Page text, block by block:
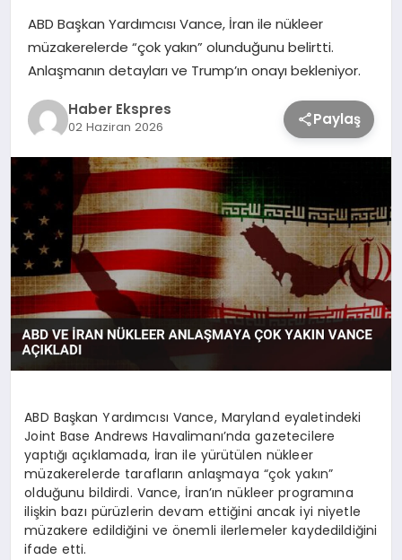
YAŞAM
TEKNOLOJİ
SAĞLIK
MAGAZİN
EĞİTİM
ABD Başkan Yardımcısı Vance, İran ile nükleer
müzakerelerde “çok yakın” olunduğunu belirtti.
Anlaşmanın detayları ve Trump’ın onayı bekleniyor.
Haber Ekspres
02 Haziran 2026 Paylaş
ABD Başkan Yardımcısı Vance, Maryland eyaletindeki
Joint Base Andrews Havalimanı’nda gazetecilere
yaptığı açıklamada, İran ile yürütülen nükleer
müzakerelerde tarafların anlaşmaya “çok yakın”
olduğunu bildirdi. Vance, İran’ın nükleer programına
ilişkin bazı pürüzlerin devam ettiğini ancak iyi niyetle
müzakere edildiğini ve önemli ilerlemeler kaydedildiğini
ifade etti.